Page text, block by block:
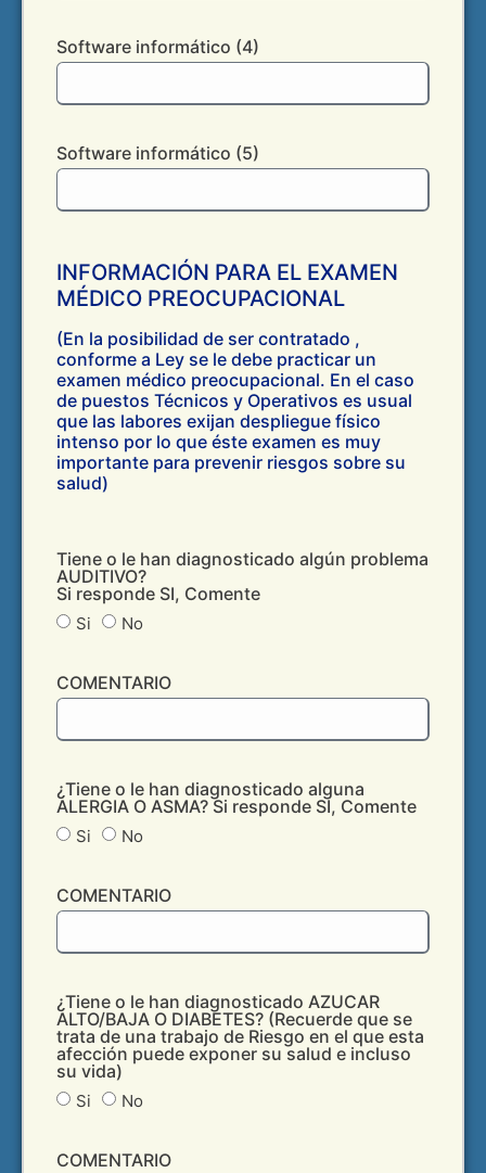
Software informático (4)
Software informático (5)
INFORMACIÓN PARA EL EXAMEN
MÉDICO PREOCUPACIONAL
(En la posibilidad de ser contratado ,
conforme a Ley se le debe practicar un
examen médico preocupacional. En el caso
de puestos Técnicos y Operativos es usual
que las labores exijan despliegue físico
intenso por lo que éste examen es muy
importante para prevenir riesgos sobre su
salud)
Tiene o le han diagnosticado algún problema
AUDITIVO?
Si responde SI, Comente
Si No
COMENTARIO
¿Tiene o le han diagnosticado alguna
ALERGIA O ASMA? Si responde SI, Comente
Si No
COMENTARIO
¿Tiene o le han diagnosticado AZUCAR
ALTO/BAJA O DIABETES? (Recuerde que se
trata de una trabajo de Riesgo en el que esta
afección puede exponer su salud e incluso
su vida)
Si No
COMENTARIO